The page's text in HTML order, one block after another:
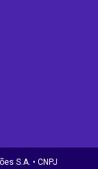
S.A. • CNPJ